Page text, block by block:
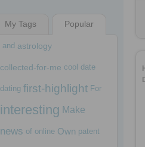
1 decade ago
My Tags Popular
and astrology
collected-for-me cool date
dating first-highlight For
interesting Make
news of online Own patent